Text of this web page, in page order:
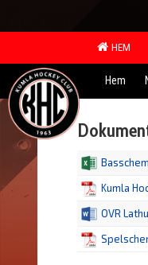
HEM
Hem
Kumla
OVR